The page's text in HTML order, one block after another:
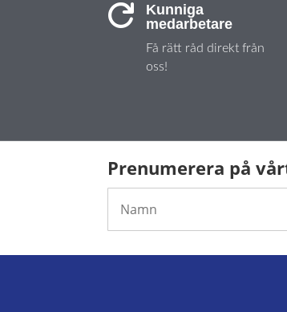

Kunniga
medarbetare
Få rätt råd direkt från
oss!
Prenumerera på